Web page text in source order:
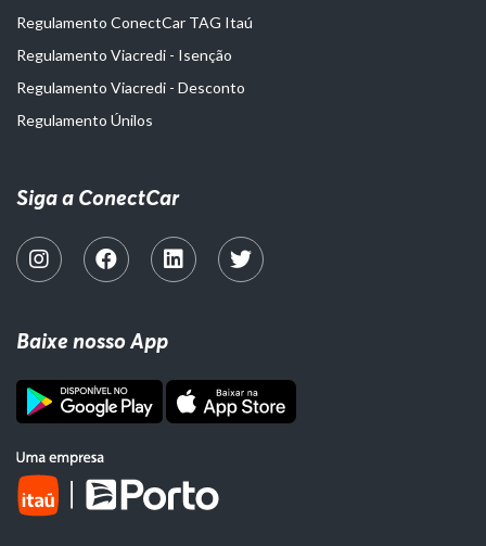
Regulamento ConectCar TAG Itaú
Regulamento Viacredi - Isenção
Regulamento Viacredi - Desconto
Regulamento Únilos
Siga a ConectCar
Baixe nosso App